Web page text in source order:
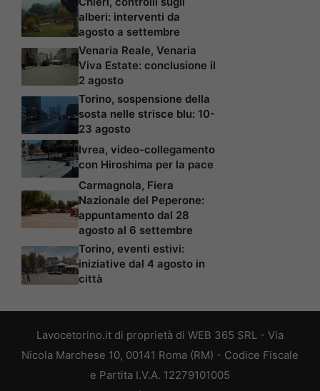
alberi: interventi da
agosto a settembre
Venaria Reale, Venaria
Viva Estate: conclusione il
2 agosto
Torino, sospensione della
sosta nelle strisce blu: 10-
23 agosto
Ivrea, video-collegamento
con Hiroshima per la pace
Carmagnola, Fiera
Nazionale del Peperone:
appuntamento dal 28
agosto al 6 settembre
Torino, eventi estivi:
iniziative dal 4 agosto in
città
Lavocetorino.it di proprietà di WEB 365 SRL - Via
Nicola Marchese 10, 00141 Roma (RM) - Codice Fiscale
e Partita I.V.A. 12279101005